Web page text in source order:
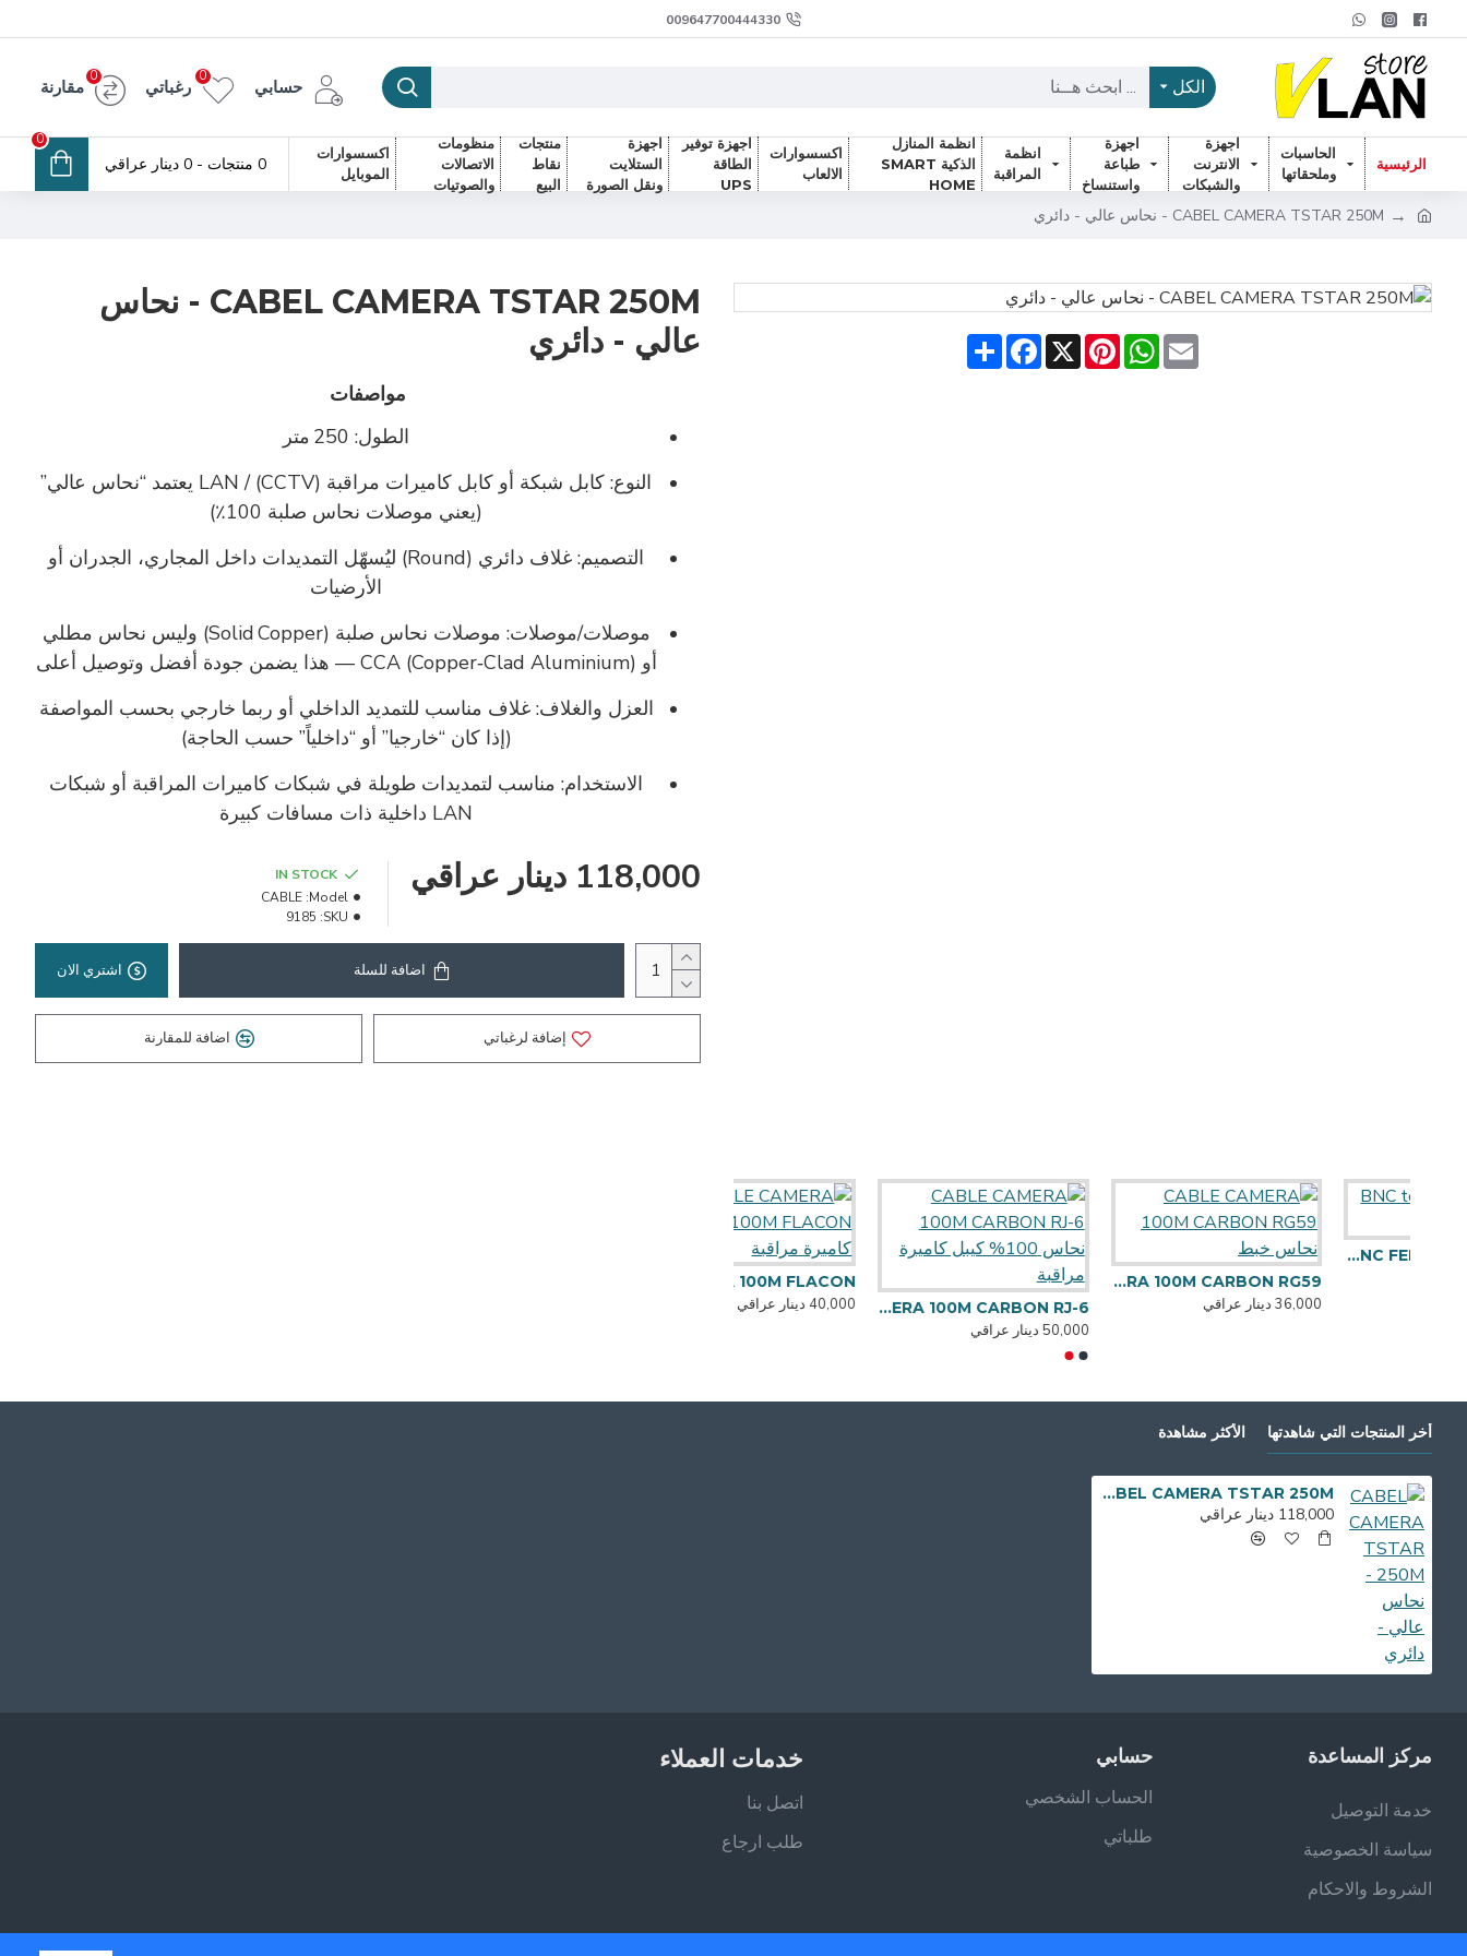
009647700444330
الكل حسابي رغباتي
0
مقارنة
0
الرئيسية
الحاسبات
وملحقاتها
اجهزة
الانترنت
والشبكات
اجهزة
طباعة
واستنساخ
انظمة
المراقبة
انظمة المنازل
الذكية SMART
HOME
اكسسوارات
الالعاب
اجهزة توفير
الطاقة
UPS
اجهزة
الستلايت
ونقل الصورة
منتجات
نقاط
البيع
منظومات
الاتصالات
والصوتيات
اكسسوارات
الموبايل
0 منتجات - 0 دينار عراقي
0
CABEL CAMERA TSTAR 250M - نحاس عالي - دائري
Share
Facebook X
Pinterest
WhatsAppEmail
CABEL CAMERA TSTAR 250M - نحاس
عالي - دائري
مواصفات
الطول: 250 متر
النوع: كابل شبكة أو كابل كاميرات مراقبة (CCTV) / LAN يعتمد “نحاس عالي”
(يعني موصلات نحاس صلبة 100٪)
التصميم: غلاف دائري (Round)
ليُسهّل التمديدات داخل المجاري، الجدران أو
الأرضيات
موصلات/موصلات: موصلات نحاس صلبة (Solid Copper) وليس نحاس مطلي
أو CCA (Copper‑Clad Aluminium) — هذا يضمن جودة أفضل وتوصيل أعلى
العزل والغلاف: غلاف مناسب للتمديد الداخلي أو ربما خارجي بحسب المواصفة
(إذا كان “خارجيا” أو “داخلياً” حسب الحاجة)
الاستخدام: مناسب لتمديدات طويلة في شبكات كاميرات المراقبة أو شبكات
LAN داخلية ذات مسافات كبيرة
118,000 دينار عراقي
IN STOCK
Model:
CABLE
SKU:
9185
اضافة للسلة اشتري الان
إضافة لرغباتي اضافة للمقارنة
CABLE CAMERA 100M CARBON RG59 نحاس خبط
CABLE CAMERA 100M CARBON RJ-6 نحاس 100% كيبل كاميرة مراقبة
CABLE CAMERA 100M FLACON كيبل كاميرة مراقبة
40,000 دينار عراقي
أخر المنتجات التي شاهدتها الأكثر مشاهدة
CABEL CAMERA TSTAR 250M - نحاس عالي - دائري
118,000 دينار عراقي
مركز المساعدة
خدمة التوصيل
سياسة الخصوصية
الشروط والاحكام
حسابي
الحساب الشخصي
طلباتي
خدمات العملاء
اتصل بنا
طلب ارجاع